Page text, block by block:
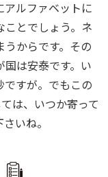
アルファベットに
ことでしょう。ネ
うからです。その
は安泰です。い
ですが。でもこの
は、いつか寄って
いね。